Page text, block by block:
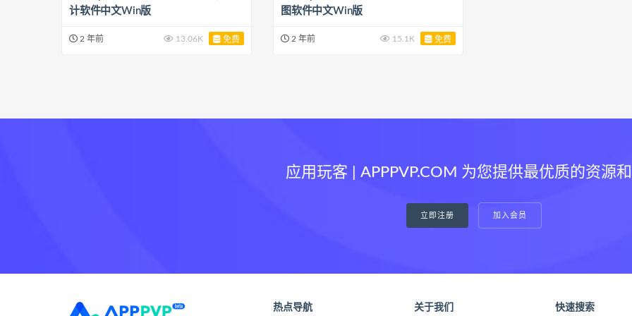
计软件中文Win版
2 年前 13.06K 免费
图软件中文Win版
2 年前 15.1K 免费
应用玩客 | APPPVP.COM 为您提供最优质的资源
立即注册 加入会员
热点导航 关于我们 快速搜索